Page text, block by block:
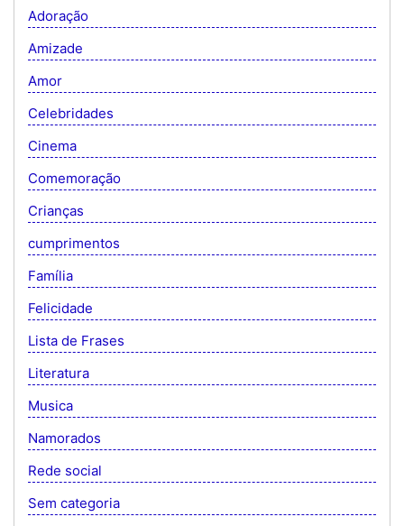
Adoração
Amizade
Amor
Celebridades
Cinema
Comemoração
Crianças
cumprimentos
Família
Felicidade
Lista de Frases
Literatura
Musica
Namorados
Rede social
Sem categoria